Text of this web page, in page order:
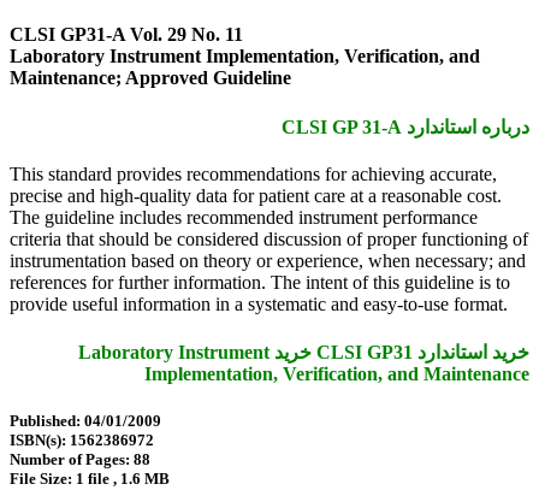
CLSI GP31-A Vol. 29 No. 11
Laboratory Instrument Implementation, Verification, and
Maintenance; Approved Guideline
درباره استاندارد CLSI GP 31-A
This standard provides recommendations for achieving accurate,
precise and high-quality data for patient care at a reasonable cost.
The guideline includes recommended instrument performance
criteria that should be considered discussion of proper functioning of
instrumentation based on theory or experience, when necessary; and
references for further information. The intent of this guideline is to
provide useful information in a systematic and easy-to-use format.
خرید استاندارد CLSI GP31 خرید Laboratory Instrument
Implementation, Verification, and Maintenance
Published: 04/01/2009
ISBN(s): 1562386972
Number of Pages: 88
File Size: 1 file , 1.6 MB